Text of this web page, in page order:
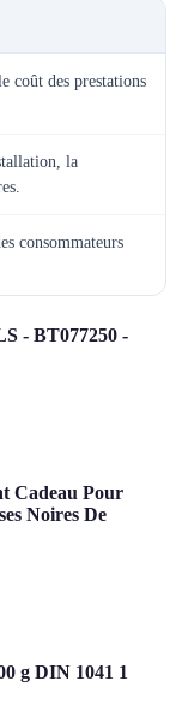
coût des prestations
la
consommateurs
- BT077250 -
Cadeau Pour
Noires De
g DIN 1041 1